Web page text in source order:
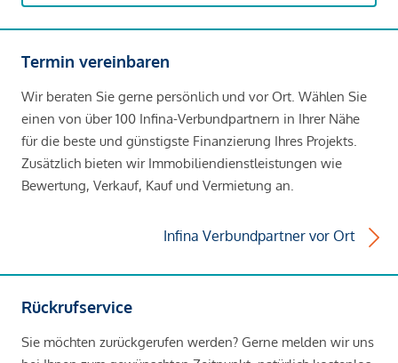
Termin vereinbaren
Wir beraten Sie gerne persönlich und vor Ort. Wählen Sie
einen von über 100 Infina-Verbundpartnern in Ihrer Nähe
für die beste und günstigste Finanzierung Ihres Projekts.
Zusätzlich bieten wir Immobiliendienstleistungen wie
Bewertung, Verkauf, Kauf und Vermietung an.
Infina Verbundpartner vor Ort
Rückrufservice
Sie möchten zurückgerufen werden? Gerne melden wir uns